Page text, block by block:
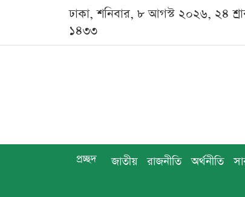
ঢাকা, শনিবার, ৮ আগস্ট ২০২৬, ২৪
১৪৩৩
প্রচ্ছদ জাতীয় রাজনীতি অর্থনীতি